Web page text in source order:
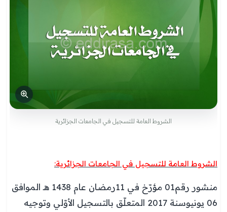
الشروط العامة للتسجيل في الجامعات الجزائرية
الشروط العامة للتسجيل في الجامعات الجزائرية:
منشور رقم01 مؤرّخ في 11رمضان عام 1438 هـ الموافق
06 يونيوسنة 2017 المتعلّق بالتسجيل الأوّلي وتوجيه